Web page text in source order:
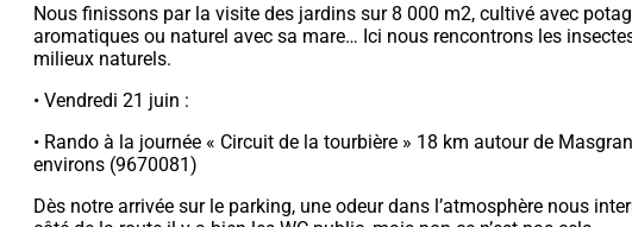
Nous finissons par la visite des jardins sur 8 000 m2, cultivé avec
aromatiques ou naturel avec sa mare… Ici nous rencontrons les
milieux naturels.
• Vendredi 21 juin :
• Rando à la journée « Circuit de la tourbière » 18 km autour de
environs (9670081)
Dès notre arrivée sur le parking, une odeur dans l’atmosphère nous